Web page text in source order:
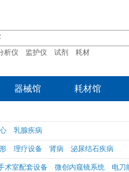
析仪 监护仪 试剂 耗材
器械馆 耗材馆
乳腺疾病
理疗设备 肾病 泌尿结石疾病
术室配套设备 微创内窥镜系统 电刀